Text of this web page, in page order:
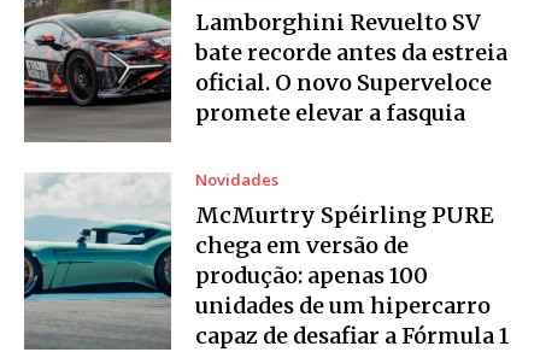
Lamborghini Revuelto SV
bate recorde antes da estreia
oficial. O novo Superveloce
promete elevar a fasquia
Novidades
McMurtry Spéirling PURE
chega em versão de
produção: apenas 100
unidades de um hipercarro
capaz de desafiar a Fórmula 1